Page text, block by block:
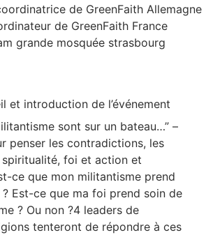
de GreenFaith Allemagne
de GreenFaith France
grande mosquée strasbourg
et introduction de l’événement
sont sur un bateau…” –
penser les contradictions, les
foi et action et
ce que mon militantisme prend
Est-ce que ma foi prend soin de
? Ou non ?4 leaders de
tenteront de répondre à ces